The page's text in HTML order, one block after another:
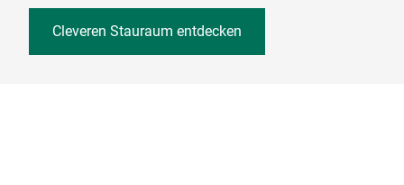
Cleveren Stauraum entdecken